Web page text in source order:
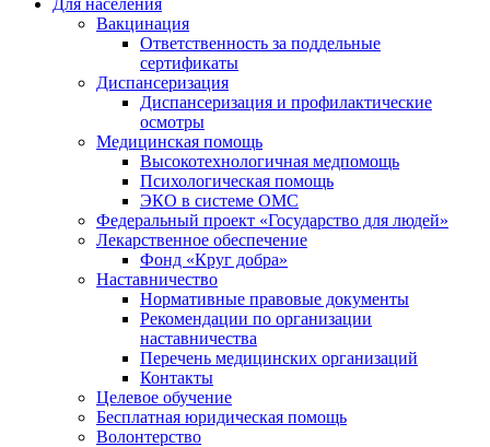
Вакцинация
Ответственность за поддельные
сертификаты
Диспансеризация
Диспансеризация и профилактические
осмотры
Медицинская помощь
Высокотехнологичная медпомощь
Психологическая помощь
ЭКО в системе ОМС
Федеральный проект «Государство для людей»
Лекарственное обеспечение
Фонд «Круг добра»
Наставничество
Нормативные правовые документы
Рекомендации по организации
наставничества
Перечень медицинских организаций
Контакты
Целевое обучение
Бесплатная юридическая помощь
Волонтерство